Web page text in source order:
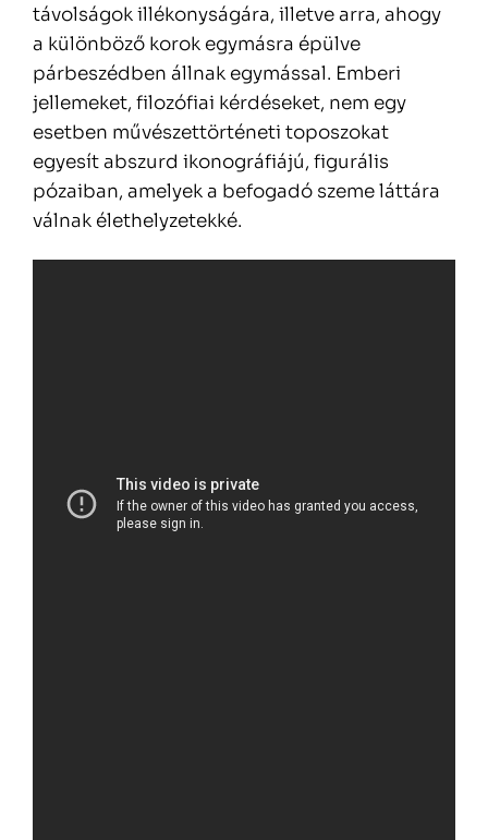
távolságok illékonyságára, illetve arra, ahogy
a különböző korok egymásra épülve
párbeszédben állnak egymással. Emberi
jellemeket, filozófiai kérdéseket, nem egy
esetben művészettörténeti toposzokat
egyesít abszurd ikonográfiájú, figurális
pózaiban, amelyek a befogadó szeme láttára
válnak élethelyzetekké.